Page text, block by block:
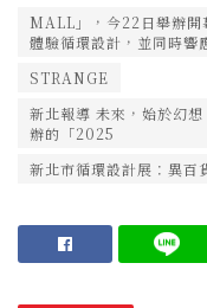
MALL」，今22日舉辦開
體驗循環設計，並同時
STRANGE
新北報導 未來，始於幻
辦的「2025
新北市循環設計展：異百